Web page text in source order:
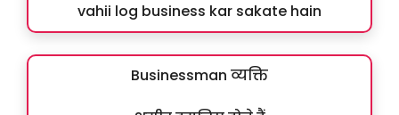
vahii log business kar sakate hain
Businessman व्यक्ति